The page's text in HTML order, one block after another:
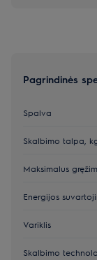
Pagrindinės
Spalva
Skalbimo talpa,
Maksimalus
Energijos
Variklis
Skalbimo